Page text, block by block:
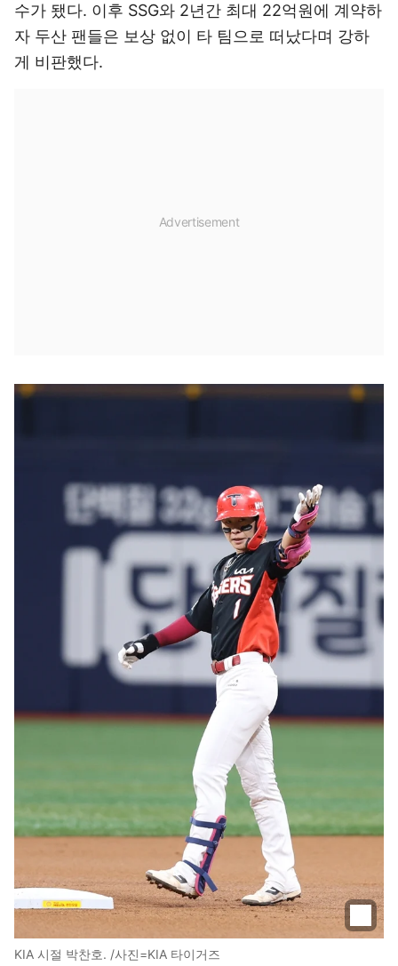
수가 됐다. 이후 SSG와 2년간 최대 22억원에 계약하
자 두산 팬들은 보상 없이 타 팀으로 떠났다며 강하
게 비판했다.
KIA 시절 박찬호. /사진=KIA 타이거즈